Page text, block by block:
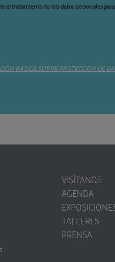
el tratamiento de mis datos personales
BÁSICA SOBRE PROTECCIÓN DE
VISÍTANOS
AGENDA
TALLERES
PRENSA